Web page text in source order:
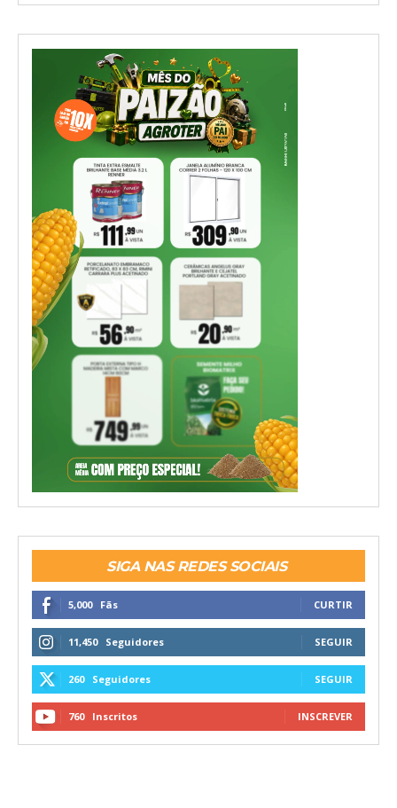
SIGA NAS REDES SOCIAIS
5,000 Fãs CURTIR
11,450 Seguidores SEGUIR
260 Seguidores SEGUIR
760 Inscritos INSCREVER